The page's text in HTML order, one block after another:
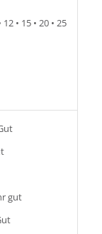
12 • 15 • 20 • 25
gut